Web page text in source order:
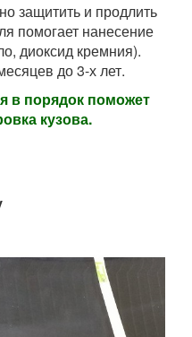
защитить и продлить
помогает нанесение
диоксид кремния).
до 3-х лет.
в порядок поможет
кузова.